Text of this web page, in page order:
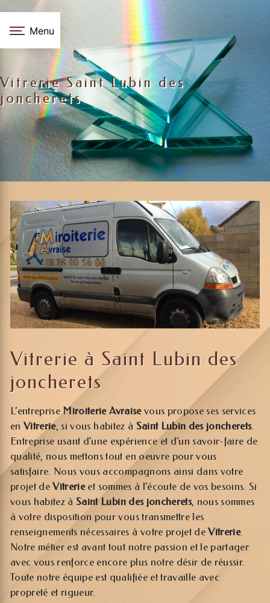
Panneau de gestion des cookies
Menu
Vitrerie Saint Lubin des
joncherets
Vitrerie à Saint Lubin des
joncherets
L’entrepriseMiroiterie Avraisevous propose ses services
enVitrerie, si vous habitez à Saint Lubin des joncherets.
Entreprise usant d’une expérience et d’un savoir-faire de
qualité, nous mettons tout en oeuvre pour vous
satisfaire. Nous vous accompagnons ainsi dans votre
projet deVitrerieet sommes à l’écoute de vos besoins. Si
vous habitez àSaint Lubin des joncherets, nous sommes
à votre disposition pour vous transmettre les
renseignements nécessaires à votre projet deVitrerie.
Notre métier est avant tout notre passion et le partager
avec vous renforce encore plus notre désir de réussir.
Toute notre équipe est qualifiée et travaille avec
propreté et rigueur.